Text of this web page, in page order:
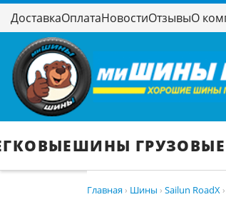
ДоставкаОплатаНовостиОтзывыО
ШИНЫ ГРУЗОВЫЕ
Главная › Шины › Sailun RoadX ›